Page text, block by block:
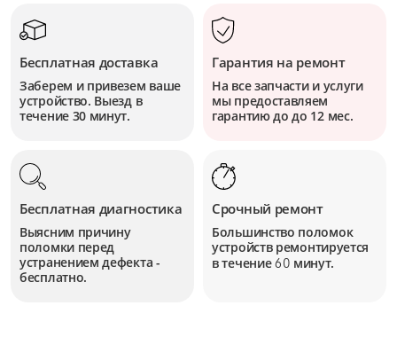
Бесплатная доставка
Заберем и привезем ваше
устройство. Выезд в
течение 30 минут.
Гарантия на ремонт
На все запчасти и услуги
мы предоставляем
гарантию до до 12 мес.
Бесплатная диагностика
Выясним причину
поломки перед
устранением дефекта -
бесплатно.
Срочный ремонт
Большинство поломок
устройств ремонтируется
в течение60 минут.